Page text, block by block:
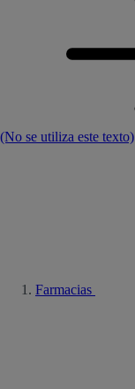
(No se utiliza este texto)
Farmacias